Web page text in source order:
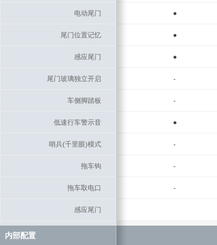
电动尾门 ●
尾门位置记忆 ●
感应尾门 ●
尾门玻璃独立开启 -
车侧脚踏板 -
低速行车警示音 ●
哨兵(千里眼)模式 -
拖车钩 -
拖车取电口 -
感应尾门
内部配置
电动尾门
尾门位置记忆
感应尾门
尾门玻璃独立开启
车侧脚踏板
低速行车警示音
哨兵(千里眼)模式
拖车钩
拖车取电口
感应尾门
内部配置